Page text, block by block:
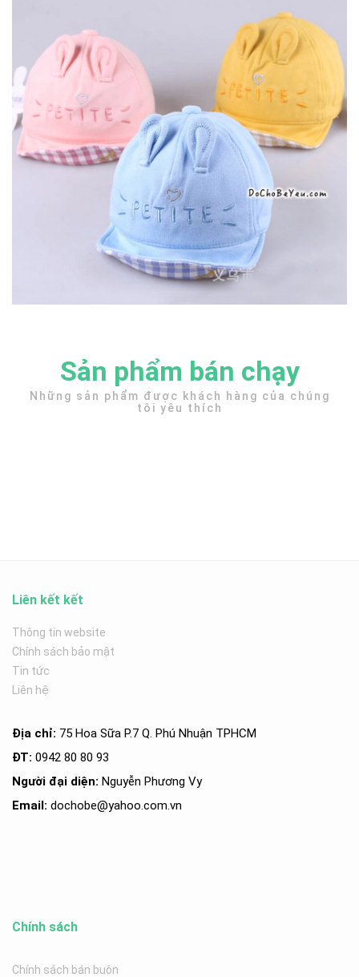
Sản phẩm bán chạy
Những sản phẩm được khách hàng của chúng
tôi yêu thích
Liên kết kết
Thông tin website
Chính sách bảo mật
Tin tức
Liên hệ
Địa chỉ: 75 Hoa Sữa P.7 Q. Phú Nhuận TPHCM
ĐT: 0942 80 80 93
Người đại diện: Nguyễn Phương Vy
Email: dochobe@yahoo.com.vn
Chính sách
Chính sách bán buôn